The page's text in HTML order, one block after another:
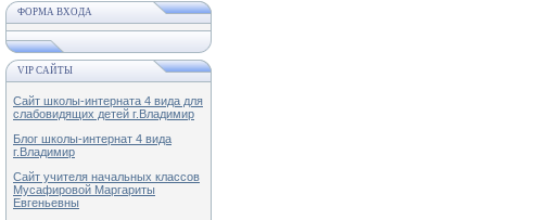
ФОРМА ВХОДА
VIP САЙТЫ
Сайт школы-интерната 4 вида для
слабовидящих детей г.Владимир
Блог школы-интернат 4 вида
г.Владимир
Сайт учителя начальных классов
Мусафировой Маргариты
Евгеньевны